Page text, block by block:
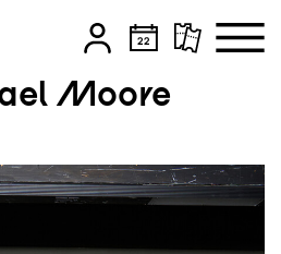
Moore